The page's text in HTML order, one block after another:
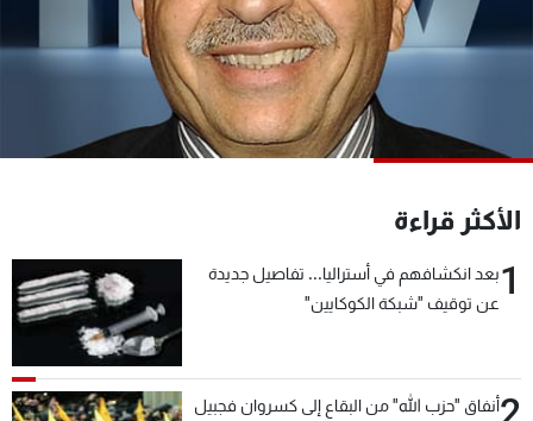
الأكثر قراءة
1بعد انكشافهم في أستراليا... تفاصيل جديدة
عن توقيف "شبكة الكوكايين"
أنفاق "حزب الله" من البقاع إلى كسروان فجبيل
الترددات
لاعلاناتكم
وظائف
تواصل معنا
شروط الإسـتخدام